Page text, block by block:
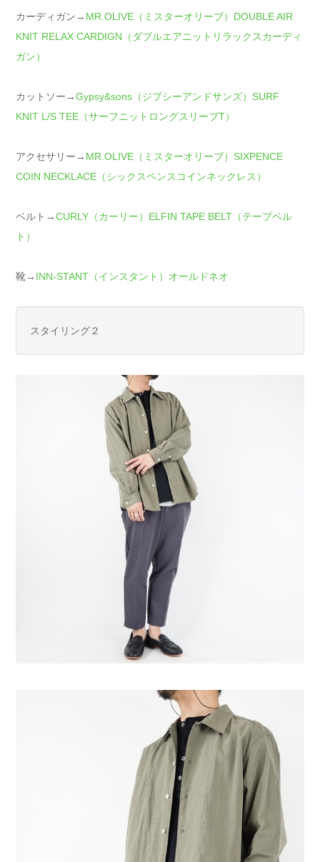
カーディガン→ MR.OLIVE（ミスターオリーブ）DOUBLE AIR
KNIT RELAX CARDIGN（ダブルエアニットリラックスカーディ
ガン）
カットソー→Gypsy&sons（ジプシーアンドサンズ）SURF
KNIT L/S TEE（サーフニットロングスリーブT）
アクセサリー→ MR.OLIVE（ミスターオリーブ）SIXPENCE
COIN NECKLACE（シックスペンスコインネックレス）
ベルト→CURLY（カーリー）ELFIN TAPE BELT（テープベル
ト）
靴→ INN-STANT（インスタント）オールドネオ
スタイリング２